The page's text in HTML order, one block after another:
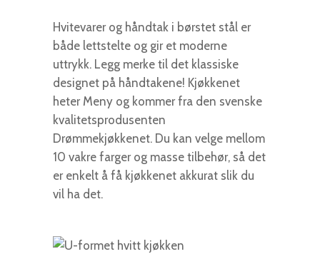
Hvitevarer og håndtak i børstet stål er
både lettstelte og gir et moderne
uttrykk. Legg merke til det klassiske
designet på håndtakene! Kjøkkenet
heter Meny og kommer fra den svenske
kvalitetsprodusenten
Drømmekjøkkenet. Du kan velge mellom
10 vakre farger og masse tilbehør, så det
er enkelt å få kjøkkenet akkurat slik du
vil ha det.